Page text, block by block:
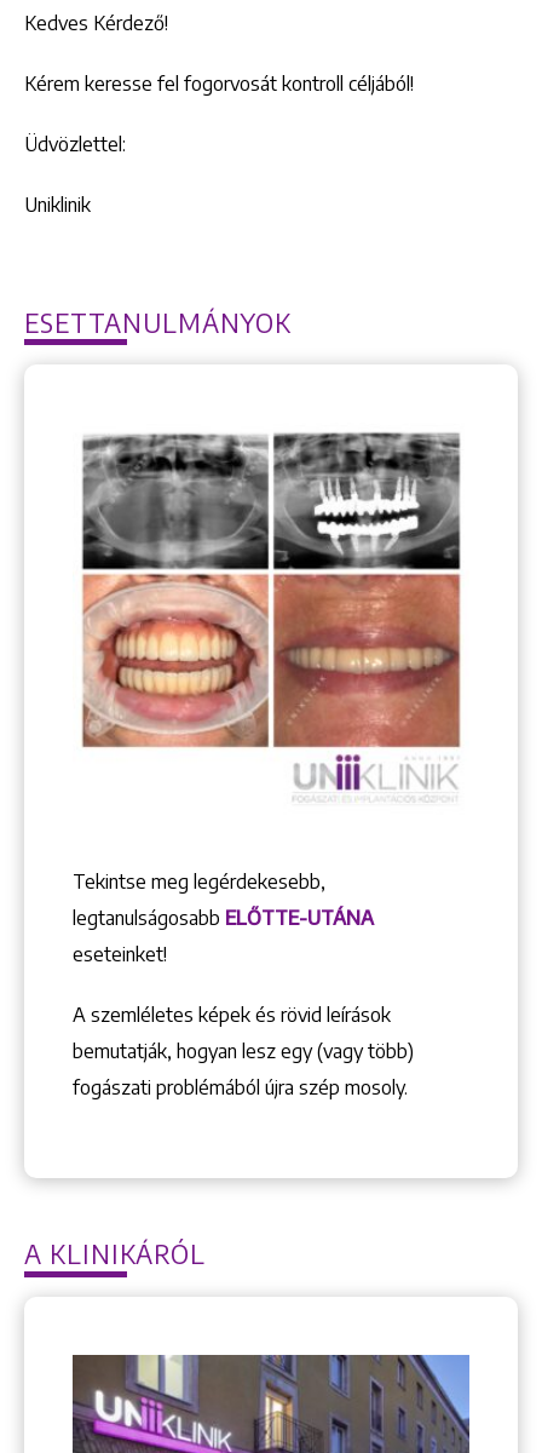
Kedves Kérdező!
Kérem keresse fel fogorvosát kontroll céljából!
Üdvözlettel:
Uniklinik
ESETTANULMÁNYOK
Tekintse meg legérdekesebb,
legtanulságosabb ELŐTTE-UTÁNA
eseteinket!
A szemléletes képek és rövid leírások
bemutatják, hogyan lesz egy (vagy több)
fogászati problémából újra szép mosoly.
A KLINIKÁRÓL